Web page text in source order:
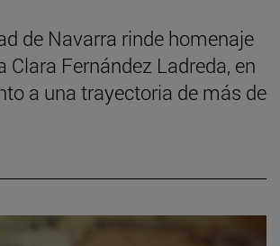
de Navarra rinde homenaje
Clara Fernández Ladreda, en
a una trayectoria de más de